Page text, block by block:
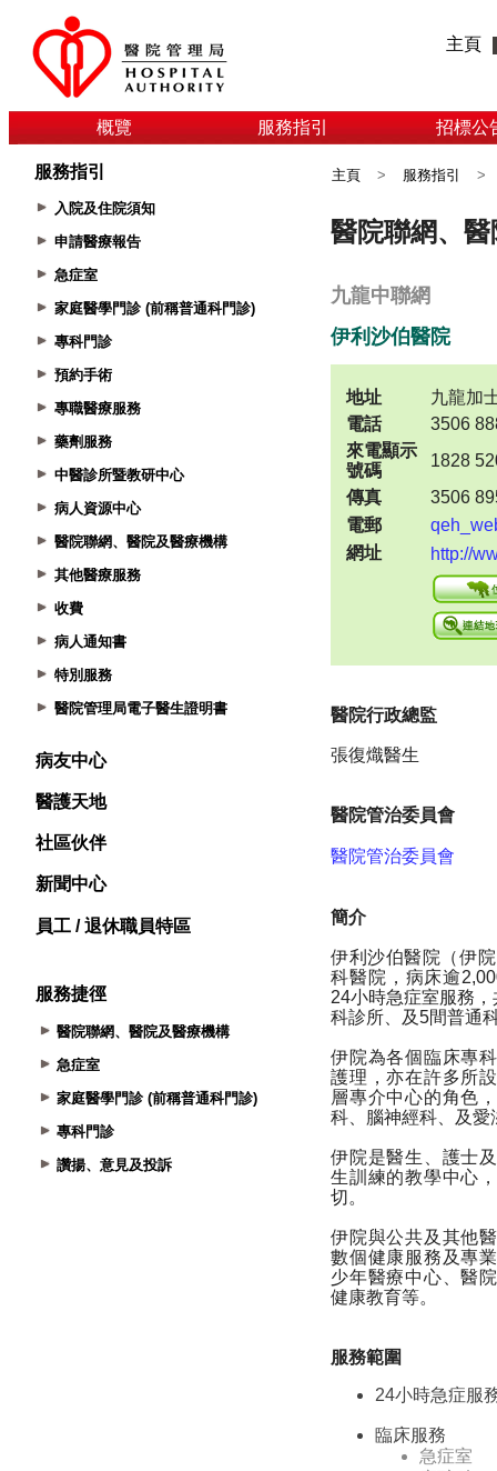
主頁
概覽 服務指引 招標公
服務指引
入院及住院須知
申請醫療報告
急症室
家庭醫學門診 (前稱普通科門診)
專科門診
預約手術
專職醫療服務
藥劑服務
中醫診所暨教研中心
病人資源中心
醫院聯網、醫院及醫療機構
其他醫療服務
收費
病人通知書
特別服務
醫院管理局電子醫生證明書
病友中心
醫護天地
社區伙伴
新聞中心
員工 / 退休職員特區
服務捷徑
醫院聯網、醫院及醫療機構
急症室
家庭醫學門診 (前稱普通科門診)
專科門診
讚揚、意見及投訴
主頁 > 服務指引 >